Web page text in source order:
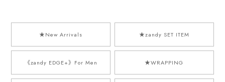
★New Arrivals ★zandy SET ITEM
《zandy EDGE+》For Men ★WRAPPING